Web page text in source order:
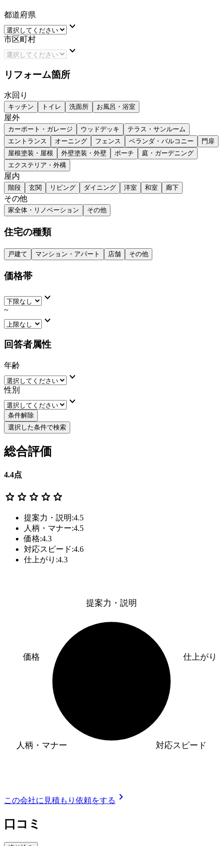
都道府県
keyboard_arrow_down
市区町村
keyboard_arrow_down
リフォーム箇所
水回り
キッチン トイレ 洗面所 お風呂・浴室
屋外
カーポート・ガレージ ウッドデッキ
テラス・サンルーム
エントランス
オーニング フェンス ベランダ・バルコニー
門扉
屋根塗装・屋根
外壁塗装・外壁 ポーチ
庭・ガーデニング
エクステリア・外構
屋内
階段 玄関 リビング ダイニング 洋室 和室 廊下
その他
家全体・リノベーション その他
住宅の種類
戸建て マンション・アパート 店舗 その他
価格帯
keyboard_arrow_down
~
keyboard_arrow_down
回答者属性
年齢
keyboard_arrow_down
性別
keyboard_arrow_down
条件解除
選択した条件で検索
総合評価
4.4点
star star star star star
提案力・説明:4.5
人柄・マナー:4.5
価格:4.3
対応スピード:4.6
仕上がり:4.3
提案力・説明
仕上がり
対応スピード
人柄・マナー
価格
この会社に見積もり依頼をする chevron_right
口コミ